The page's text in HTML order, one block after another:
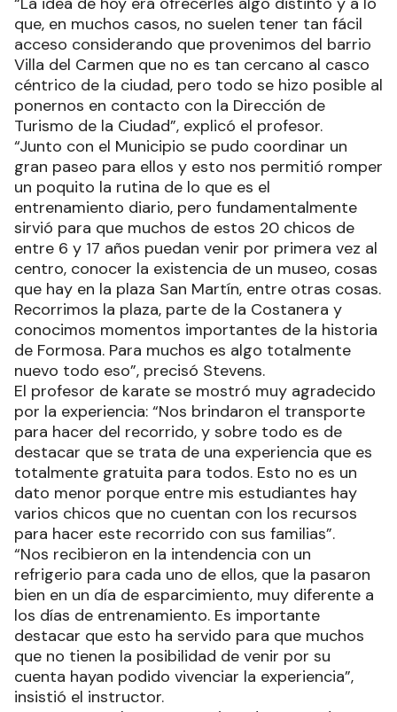
que, en muchos casos, no suelen tener tan fácil
acceso considerando que provenimos del barrio
Villa del Carmen que no es tan cercano al casco
céntrico de la ciudad, pero todo se hizo posible al
ponernos en contacto con la Dirección de
Turismo de la Ciudad”, explicó el profesor.
“Junto con el Municipio se pudo coordinar un
gran paseo para ellos y esto nos permitió romper
un poquito la rutina de lo que es el
entrenamiento diario, pero fundamentalmente
sirvió para que muchos de estos 20 chicos de
entre 6 y 17 años puedan venir por primera vez al
centro, conocer la existencia de un museo, cosas
que hay en la plaza San Martín, entre otras cosas.
Recorrimos la plaza, parte de la Costanera y
conocimos momentos importantes de la historia
de Formosa. Para muchos es algo totalmente
nuevo todo eso”, precisó Stevens.
El profesor de karate se mostró muy agradecido
por la experiencia: “Nos brindaron el transporte
para hacer del recorrido, y sobre todo es de
destacar que se trata de una experiencia que es
totalmente gratuita para todos. Esto no es un
dato menor porque entre mis estudiantes hay
varios chicos que no cuentan con los recursos
para hacer este recorrido con sus familias”.
“Nos recibieron en la intendencia con un
refrigerio para cada uno de ellos, que la pasaron
bien en un día de esparcimiento, muy diferente a
los días de entrenamiento. Es importante
destacar que esto ha servido para que muchos
que no tienen la posibilidad de venir por su
cuenta hayan podido vivenciar la experiencia”,
insistió el instructor.